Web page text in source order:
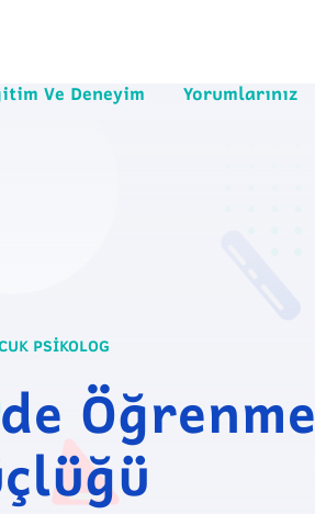
Ve Deneyim Yorumlarınız
PSIKOLOG
Öğrenme